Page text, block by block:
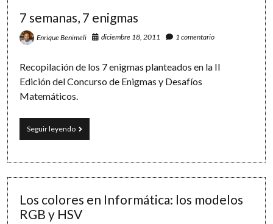
probabilidades
7 semanas, 7 enigmas
Enrique Benimeli diciembre 18, 2011 1 comentario
Recopilación de los 7 enigmas planteados en la II
Edición del Concurso de Enigmas y Desafíos
Matemáticos.
Seguir leyendo7
semanas,
enigmas
Los colores en Informática: los modelos
RGB y HSV